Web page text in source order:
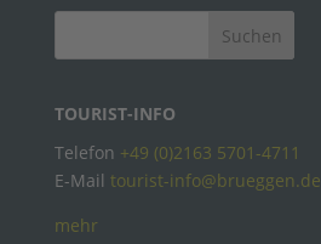
TOURIST-INFO
Telefon +49 (0)2163 5701-4711
E-Mail tourist-info@brueggen.de
mehr